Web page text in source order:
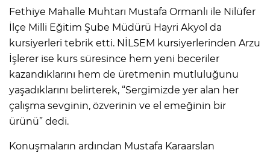
Fethiye Mahalle Muhtarı Mustafa Ormanlı ile Nilüfer
İlçe Milli Eğitim Şube Müdürü Hayri Akyol da
kursiyerleri tebrik etti. NİLSEM kursiyerlerinden Arzu
İşlerer ise kurs süresince hem yeni beceriler
kazandıklarını hem de üretmenin mutluluğunu
yaşadıklarını belirterek, “Sergimizde yer alan her
çalışma sevginin, özverinin ve el emeğinin bir
ürünü” dedi.
Konuşmaların ardından Mustafa Karaarslan